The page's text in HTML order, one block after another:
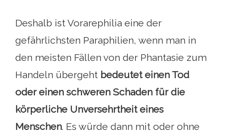
Deshalb ist Vorarephilia eine der
gefährlichsten Paraphilien, wenn man in
den meisten Fällen von der Phantasie zum
Handeln übergeht bedeutet einen Tod
oder einen schweren Schaden für die
körperliche Unversehrtheit eines
Menschen. Es würde dann mit oder ohne